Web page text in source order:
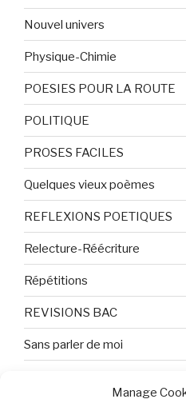
Manage
Nouvel univers
Physique-Chimie
POESIES POUR LA ROUTE
POLITIQUE
PROSES FACILES
Quelques vieux poèmes
REFLEXIONS POETIQUES
Relecture-Réécriture
Répétitions
REVISIONS BAC
Sans parler de moi